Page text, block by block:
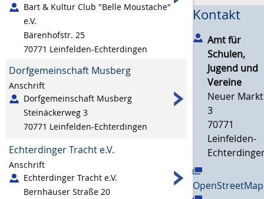
Bart & Kultur Club "Belle Moustache"
e.V.
Bärenhofstr. 25
70771 Leinfelden-Echterdingen
Dorfgemeinschaft Musberg
Anschrift
Dorfgemeinschaft Musberg
Steinäckerweg 3
70771 Leinfelden-Echterdingen
Echterdinger Tracht e.V.
Anschrift
Echterdinger Tracht e.V.
Bernhäuser Straße 20
Kontakt
Amt für
Schulen,
Jugend und
Vereine
Neuer Markt
3
70771
Leinfelden-
OpenStreetMap